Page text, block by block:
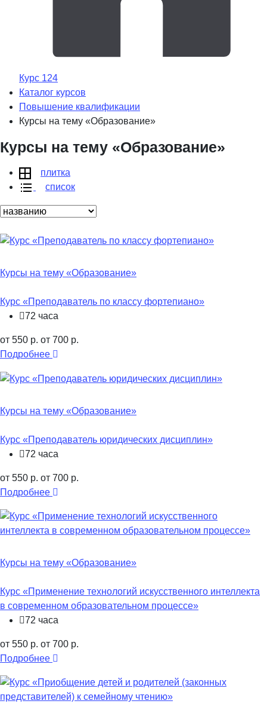
Курс 124
Каталог курсов
Повышение квалификации
Курсы на тему «Образование»
Курсы на тему «Образование»
плитка
список
Курсы на тему «Образование»
Курс «Преподаватель по классу фортепиано»
72 часа
от 550 р. от 700 р.
Подробнее
Курсы на тему «Образование»
Курс «Преподаватель юридических дисциплин»
72 часа
от 550 р. от 700 р.
Подробнее
Курсы на тему «Образование»
Курс «Применение технологий искусственного интеллекта
в современном образовательном процессе»
72 часа
от 550 р. от 700 р.
Подробнее